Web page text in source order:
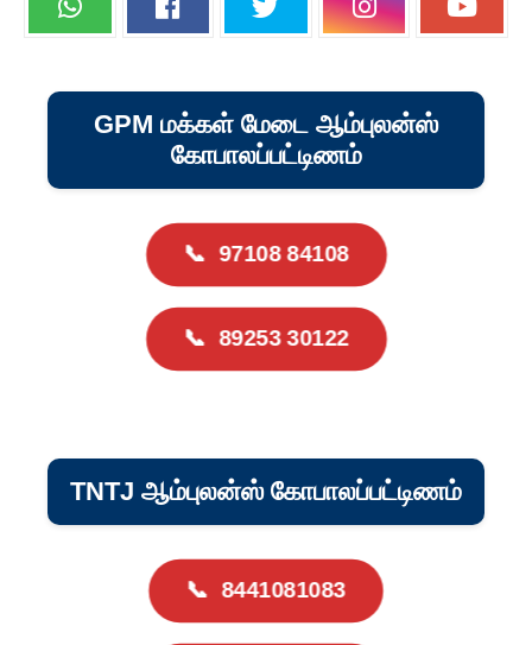
GPM மக்கள் மேடை ஆம்புலன்ஸ்
கோபாலப்பட்டிணம்
📞 97108 84108
📞 89253 30122
TNTJ ஆம்புலன்ஸ் கோபாலப்பட்டிணம்
📞 8441081083